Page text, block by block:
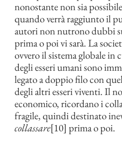
nonostante non sia
quando verrà raggiunto il
autori non nutrono dubbi
prima o poi vi sarà. La
ovvero il sistema globale in
degli esseri umani sono
legato a doppio filo con
degli altri esseri viventi. Il
economico, ricordano i
fragile, quindi destinato
collassare[10] prima o poi.